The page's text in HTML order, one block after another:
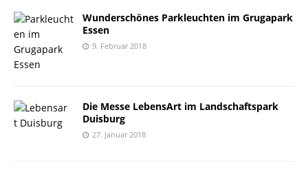
Wunderschönes Parkleuchten im Grugapark
Essen
9. Februar 2018
Die Messe LebensArt im Landschaftspark
Duisburg
27. Januar 2018